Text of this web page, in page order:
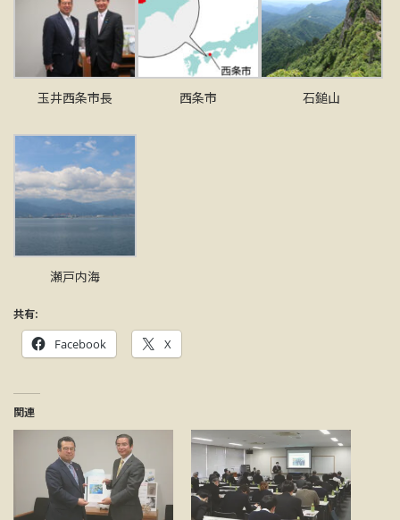
玉井西条市長 西条市 石鎚山
瀬戸内海
共有:
Facebook X
関連